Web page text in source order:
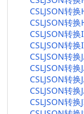
CSLJSON转
CSLJSON转
CSLJSON转
CSLJSON转
CSLJSON转换
CSLJSON转换
CSLJSON转
CSLJSON转
CSLJSON转换